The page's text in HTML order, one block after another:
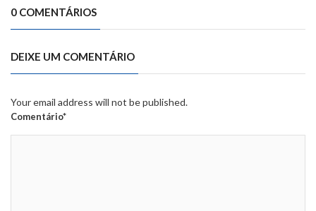
0 COMENTÁRIOS
DEIXE UM COMENTÁRIO
Your email address will not be published.
Comentário*